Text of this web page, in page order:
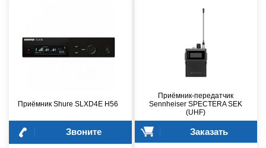
Приёмник Shure SLXD4E H56
Звоните
Приёмник-передатчик
Sennheiser SPECTERA SEK
(UHF)
Заказать